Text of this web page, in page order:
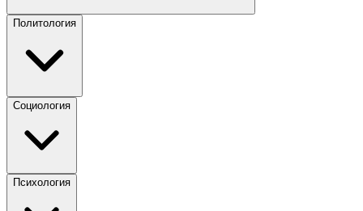
Политология
Социология
Психология